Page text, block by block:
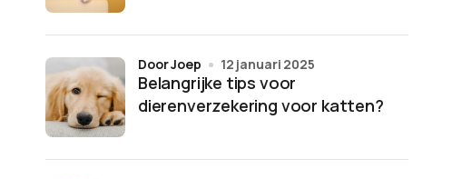
Belangrijke tips voor
dierenverzekering voor katten?
door Joep 12 januari 2025